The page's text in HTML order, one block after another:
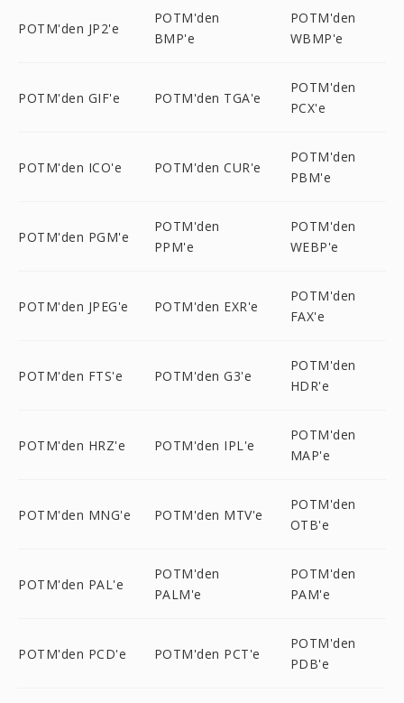
POTM'den JP2'e
POTM'den
BMP'e
POTM'den
WBMP'e
POTM'den GIF'e POTM'den TGA'e
POTM'den
PCX'e
POTM'den ICO'e POTM'den CUR'e
POTM'den
PBM'e
POTM'den PGM'e
POTM'den
PPM'e
POTM'den
WEBP'e
POTM'den JPEG'e POTM'den EXR'e
POTM'den
FAX'e
POTM'den FTS'e POTM'den G3'e
POTM'den
HDR'e
POTM'den HRZ'e POTM'den IPL'e
POTM'den
MAP'e
POTM'den MNG'e POTM'den MTV'e
POTM'den
OTB'e
POTM'den PAL'e
POTM'den
PALM'e
POTM'den
PAM'e
POTM'den PCD'e POTM'den PCT'e
POTM'den
PDB'e